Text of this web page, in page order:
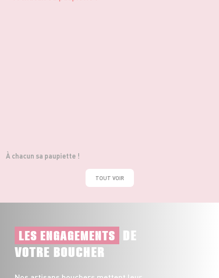
À chacun sa paupiette !
TOUT VOIR
LES ENGAGEMENTS DE
VOTRE BOUCHER